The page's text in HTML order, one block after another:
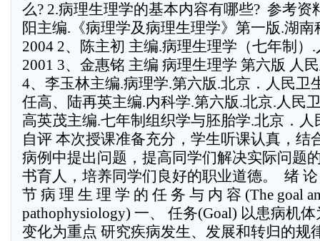
么? 2.病理生理学的基本内容有哪些?  参考资
阳主编.《病理学及病理生理学》第一版.湖
2004 2、陈主初 主编.病理生理学（七年制）
2001 3、金惠铭 主编 病理生理学 第六版 人
4、李玉林主编.病理学.第六版.北京．人民卫
任高、陆再英主编.内科学.第六版.北京.人民
高英茂主编.七年制组织学与胚胎学.北京．人
自评 本次授课准备充分，学生听课认真，结
病例中提出问题，提高同学们解决实际问题
书育人，培养同学们良好的职业道德。  绪
节 病 理 生 理 学 的 任 务 与 内 容 (The goal
pathophysiology) 一、 任务(Goal) 以患病机
变化为重点 研究疾病发生、发展和转归的规